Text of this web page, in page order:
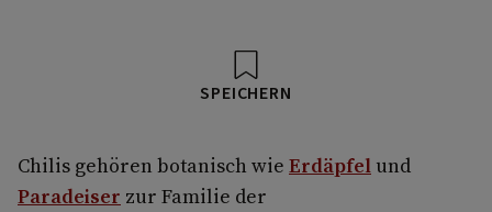
SPEICHERN
Chilis gehören botanisch wie Erdäpfel und
Paradeiser zur Familie der